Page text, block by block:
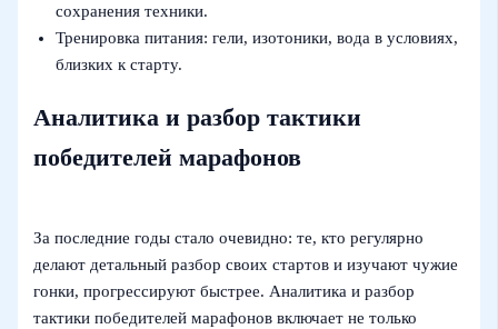
сохранения техники.
Тренировка питания: гели, изотоники, вода в условиях,
близких к старту.
Аналитика и разбор тактики
победителей марафонов
За последние годы стало очевидно: те, кто регулярно
делают детальный разбор своих стартов и изучают чужие
гонки, прогрессируют быстрее. Аналитика и разбор
тактики победителей марафонов включает не только